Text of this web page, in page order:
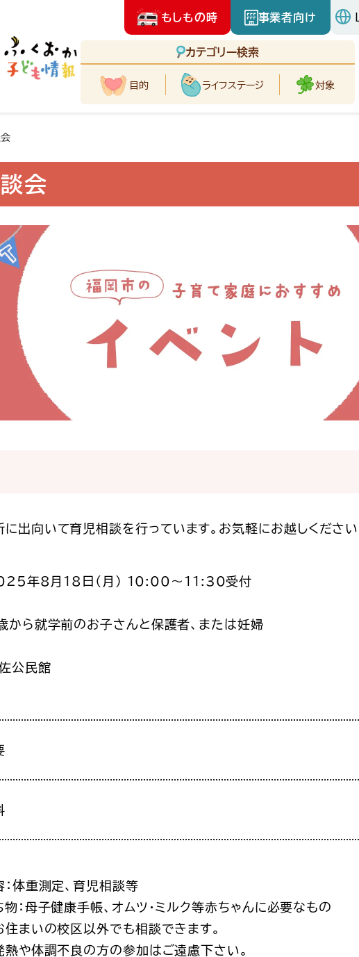
もしもの時 事業者向け
カテゴリー検索
目的 ライフステージ 対象
会
出向いて育児相談を行っています。お気軽にお越しください
年8月18日（月） 10:00～11:30受付
から就学前のお⼦さんと保護者、または妊婦
公民館
：体重測定、育児相談等
物：母子健康手帳、オムツ・ミルク等赤ちゃんに必要なもの
まいの校区以外でも相談できます。
や体調不良の方の参加はご遠慮下さい。